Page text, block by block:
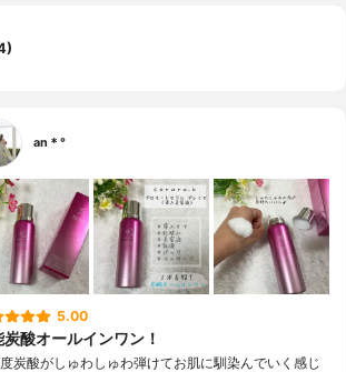
an＊°
5.00
炭酸オールインワン！
炭酸がしゅわしゅわ弾けてお肌に馴染んでいく感じ